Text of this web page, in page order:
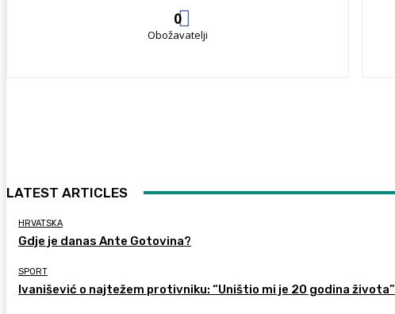
0
Obožavatelji
LATEST ARTICLES
HRVATSKA
Gdje je danas Ante Gotovina?
SPORT
Ivanišević o najtežem protivniku: “Uništio mi je 20 godina života”